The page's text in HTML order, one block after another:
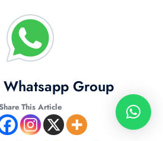
Whatsapp Group
This Article